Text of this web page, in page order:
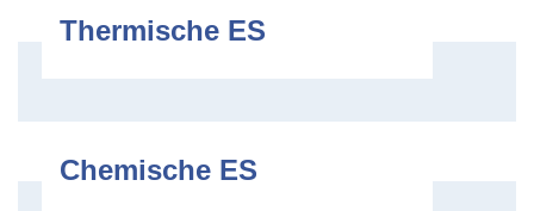
Thermische ES
Chemische ES